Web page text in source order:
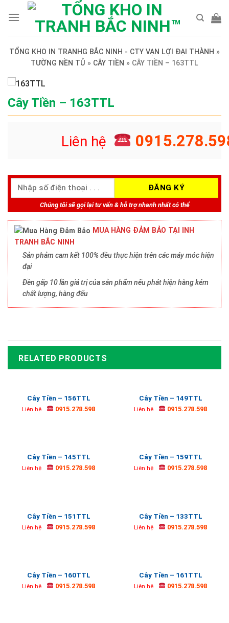
TỔNG KHO IN TRANHG BẮC NINH - CTY VẠN LỢI ĐẠI THÀNH »
TƯỜNG NỀN TỦ » CÂY TIỀN » CÂY TIỀN – 163TTL
Cây Tiền – 163TTL
Liên hệ
Chúng tôi sẽ gọi lại tư vấn & hỗ trợ nhanh nhất có thể
MUA HÀNG ĐẢM BẢO TẠI INH
TRANH BẮC NINH
Sản phảm cam kết 100% đều thực hiện trên các máy móc hiện
đại
Đền gấp 10 lần giá trị của sản phẩm nếu phát hiện hàng kém
chất lượng, hàng đểu
RELATED PRODUCTS
Cây Tiền – 156TTL
Liên hệ 0915.278.598
Cây Tiền – 149TTL
Liên hệ 0915.278.598
Cây Tiền – 145TTL
Liên hệ 0915.278.598
Cây Tiền – 159TTL
Liên hệ 0915.278.598
Cây Tiền – 151TTL
Liên hệ 0915.278.598
Cây Tiền – 133TTL
Liên hệ 0915.278.598
Cây Tiền – 160TTL
Liên hệ 0915.278.598
Cây Tiền – 161TTL
Liên hệ 0915.278.598